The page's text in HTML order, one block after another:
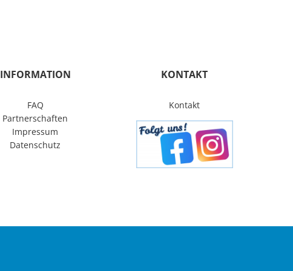
INFORMATION
FAQ
Partnerschaften
Impressum
Datenschutz
KONTAKT
Kontakt